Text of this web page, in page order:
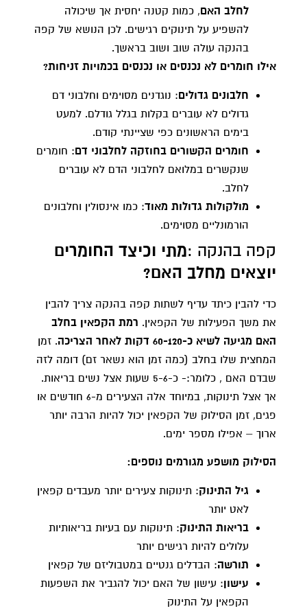
לחלב האם, כמות קטנה יחסית אך שיכולה
להשפיע על תינוקים רגישים. לכן הנושא של קפה
בהנקה עולה שוב ושוב בראשך.
אילו חומרים לא נכנסים או נכנסים בכמויות זניחות?
חלבונים גדולים: נוגדנים מסוימים וחלבוני דם
גדולים לא עוברים בקלות בגלל גודלם. למעט
בימים הראשונים כפי שציינתי קודם.
חומרים הקשורים בחוזקה לחלבוני דם: חומרים
שנקשרים במלואם לחלבוני הדם לא עוברים
לחלב.
מולקולות גדולות מאוד: כמו אינסולין וחלבונים
הורמונליים מסוימים.
קפה בהנקה :מתי וכיצד החומרים
יוצאים מחלב האם?
כדי להבין כיתד עדיף לשתות קפה בהנקה צריך להבין
את משך הפעילות של הקפאין. רמת הקפאין בחלב
האם מגיעה לשיא כ-60-120 דקות לאחר הצריכה
. זמן
המחצית שלו בחלב (כמה זמן הוא נשאר זם) דומה לזה
שבדם האם , כלומר:- כ-5-6 שעות אצל נשים בריאות.
אך אצל תינוקות, במיוחד אלה הצעירים מ-6 חודשים או
פגים, זמן הסילוק של הקפאין יכול להיות הרבה יותר
ארוך – אפילו מספר ימים.
הסילוק מושפע מגורמים נוספים:
גיל התינוק: תינוקות צעירים יותר מעבדים קפאין
לאט יותר
בריאות התינוק: תינוקות עם בעיות בריאותיות
עלולים להיות רגישים יותר
תורשה: הבדלים גנטיים במטבוליזם של קפאין
עישון: עישון של האם יכול להגביר את השפעות
הקפאין על התינוק